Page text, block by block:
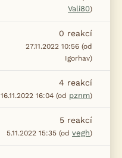
Vali80)
0 reakcí
27.11.2022 10:56 (od
Igorhav)
4 reakcí
16.11.2022 16:04 (od pznm)
5 reakcí
5.11.2022 15:35 (od vegh)